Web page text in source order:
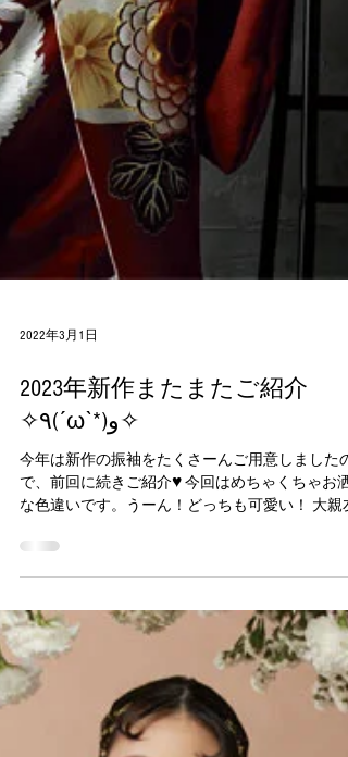
2022年3月1日
2023年新作またまたご紹介
✧٩(ˊωˋ*)و✧
今年は新作の振袖をたくさーんご用意しましたの
で、前回に続きご紹介♥ 今回はめちゃくちゃお洒
と一緒に着ちゃうとかよくないですか？ お下見会
場には他にも沢山ご用意してますので、是非ご覧
にいらして下さい☆ お下見会ご予約はコチラ...